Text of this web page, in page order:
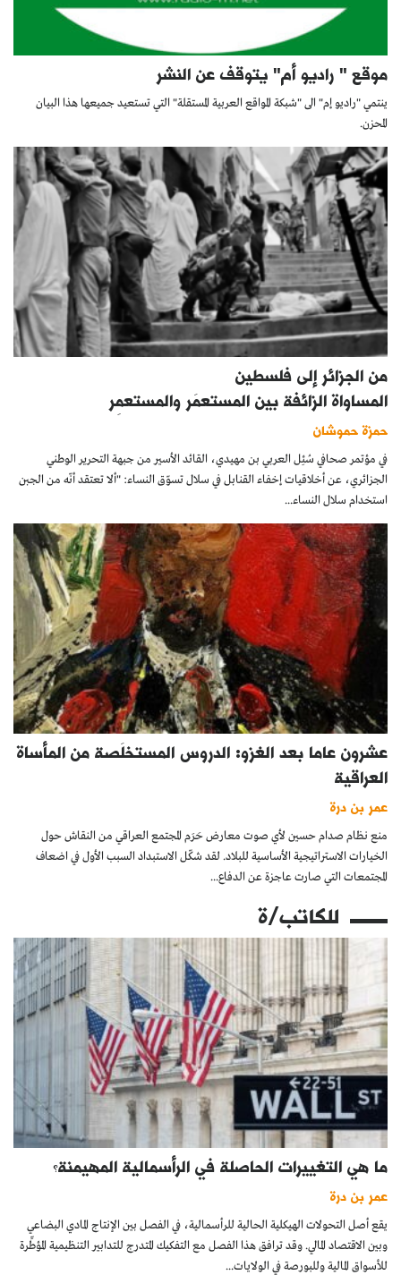
موقع " راديو أم" يتوقف عن النشر
ينتمي "راديو إم" الى "شبكة المواقع العربية المستقلة" التي تستعيد جميعها هذا البيان
المحزن.
من الجزائر إلى فلسطين
المساواة الزائفة بين المستعمَر والمستعمِر
حمزة حموشان
في مؤتمر صحافي سُئِل العربي بن مهيدي، القائد الأسير من جبهة التحرير الوطني
الجزائري، عن أخلاقيات إخفاء القنابل في سلال تسوّق النساء: "ألا تعتقد أنّه من الجبن
استخدام سلال النساء...
عشرون عاما بعد الغزو: الدروس المستخلَصة من المأساة
العراقية
عمر بن درة
منع نظام صدام حسين لأي صوت معارض حَرَم المجتمع العراقي من النقاش حول
الخيارات الاستراتيجية الأساسية للبلاد. لقد شكّل الاستبداد السبب الأول في اضعاف
المجتمعات التي صارت عاجزة عن الدفاع...
للكاتب/ة
ما هي التغييرات الحاصلة في الرأسمالية المهيمنة؟
عمر بن درة
يقع أصل التحولات الهيكلية الحالية للرأسمالية، في الفصل بين الإنتاج المادي البضاعي
وبين الاقتصاد المالي. وقد ترافق هذا الفصل مع التفكيك المتدرج للتدابير التنظيمية المؤطِّرة
للأسواق المالية وللبورصة في الولايات...